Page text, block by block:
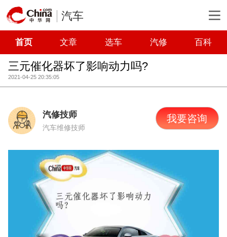
汽车
首页 文章 选车 汽修 百科
三元催化器坏了影响动力吗?
2021-04-25 20:35:05
汽修技师
汽车维修技师
我要咨询